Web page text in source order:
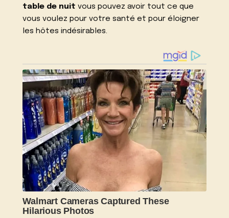
table de nuit vous pouvez avoir tout ce que
vous voulez pour votre santé et pour éloigner
les hôtes indésirables.